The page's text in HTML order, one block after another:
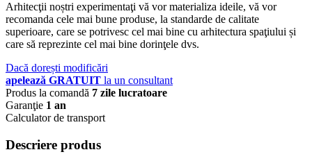
Arhitecţii noștri experimentaţi vă vor materializa ideile, vă vor
recomanda cele mai bune produse, la standarde de calitate
superioare, care se potrivesc cel mai bine cu arhitectura spaţiului și
care să reprezinte cel mai bine dorinţele dvs.
Dacă dorești modificări
apelează GRATUIT la un consultant
Produs la comandă 7 zile lucratoare
Garanţie 1 an
Calculator de transport
Descriere produs